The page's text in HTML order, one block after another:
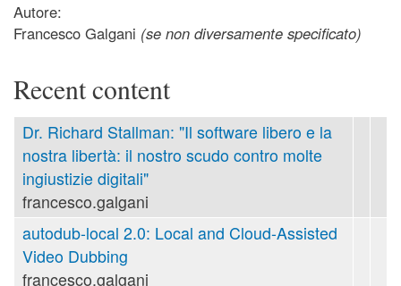
Autore:
Francesco Galgani (se non diversamente specificato)
Recent content
Dr. Richard Stallman: "Il software libero e la
nostra libertà: il nostro scudo contro molte
ingiustizie digitali"
francesco.galgani
autodub-local 2.0: Local and Cloud-Assisted
Video Dubbing
francesco.galgani